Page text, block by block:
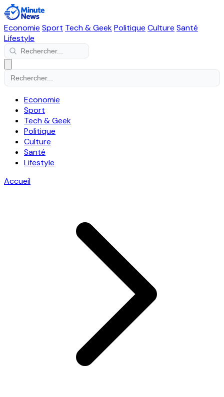
Economie Sport Tech & GeekPolitique Culture Santé
Lifestyle
Economie
Sport
Tech & Geek
Politique
Culture
Santé
Lifestyle
Accueil